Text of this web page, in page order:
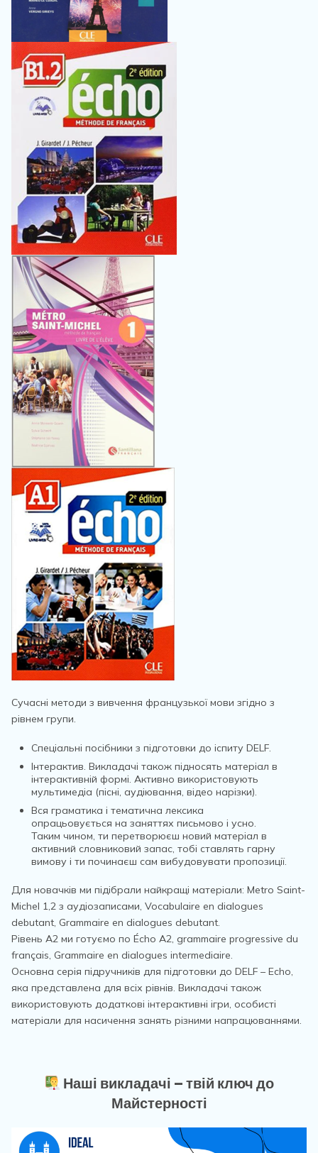
Сучасні методи з вивчення французької мови згідно з
рівнем групи.
Спеціальні посібники з підготовки до іспиту DELF.
Інтерактив. Викладачі також підносять матеріал в
інтерактивній формі. Активно використовують
мультимедіа (пісні, аудіювання, відео нарізки).
Вся граматика і тематична лексика
опрацьовується на заняттях письмово і усно.
Таким чином, ти перетворюєш новий матеріал в
активний словниковий запас, тобі ставлять гарну
вимову і ти починаєш сам вибудовувати пропозиції.
Для новачків ми підібрали найкращі матеріали: Metro Saint-
Michel 1,2 з аудіозаписами, Vocabulaire en dialogues
debutant, Grammaire en dialogues debutant.
Рівень А2 ми готуємо по Écho A2, grammaire progressive du
français, Grammaire en dialogues intermediaire.
Основна серія підручників для підготовки до DELF – Echo,
яка представлена для всіх рівнів. Викладачі також
використовують додаткові інтерактивні ігри, особисті
матеріали для насичення занять різними напрацюваннями.
Наші викладачі – твій ключ до
Майстерності